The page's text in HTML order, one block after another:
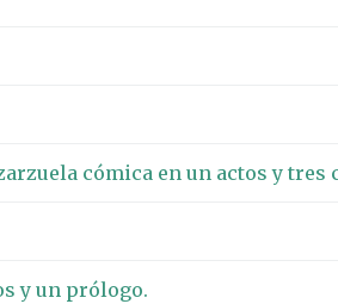
cómica en un actos y tres
y un prólogo.